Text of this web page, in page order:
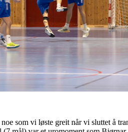
som vi løste greit når vi sluttet å